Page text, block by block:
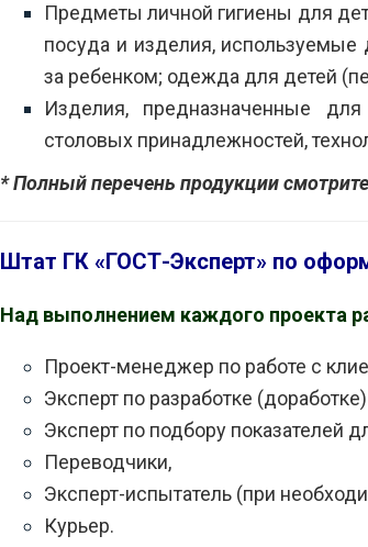
Предметы личной гигиены для
посуда и изделия, используемые
за ребенком; одежда для детей
Изделия, предназначенные
столовых принадлежностей,
* Полный перечень продукции смотрите
Штат ГК «ГОСТ-Эксперт» по
Над выполнением каждого проекта
Проект-менеджер по работе с
Эксперт по разработке
Эксперт по подбору показателей
Переводчики,
Эксперт-испытатель (при
Курьер.